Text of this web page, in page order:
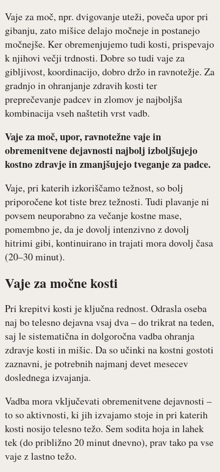
Vaje za moč, npr. dvigovanje uteži, poveča upor pri
gibanju, zato mišice delajo močneje in postanejo
močnejše. Ker obremenjujemo tudi kosti, prispevajo
k njihovi večji trdnosti. Dobre so tudi vaje za
gibljivost, koordinacijo, dobro držo in ravnotežje. Za
gradnjo in ohranjanje zdravih kosti ter
preprečevanje padcev in zlomov je najboljša
kombinacija vseh naštetih vrst vadb.
Vaje za moč, upor, ravnotežne vaje in
obremenitvene dejavnosti najbolj izboljšujejo
kostno zdravje in zmanjšujejo tveganje za padce.
Vaje, pri katerih izkoriščamo težnost, so bolj
priporočene kot tiste brez težnosti. Tudi plavanje ni
povsem neuporabno za večanje kostne mase,
pomembno je, da je dovolj intenzivno z dovolj
hitrimi gibi, kontinuirano in trajati mora dovolj časa
(20–30 minut).
Vaje za močne kosti
Pri krepitvi kosti je ključna rednost. Odrasla oseba
naj bo telesno dejavna vsaj dva – do trikrat na teden,
saj le sistematična in dolgoročna vadba ohranja
zdravje kosti in mišic. Da so učinki na kostni gostoti
zaznavni, je potrebnih najmanj devet mesecev
doslednega izvajanja.
Vadba mora vključevati obremenitvene dejavnosti –
to so aktivnosti, ki jih izvajamo stoje in pri katerih
kosti nosijo telesno težo. Sem sodita hoja in lahek
tek (do približno 20 minut dnevno), prav tako pa vse
vaje z lastno težo.